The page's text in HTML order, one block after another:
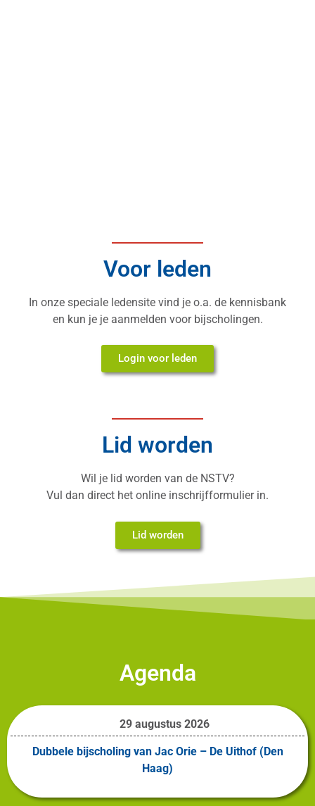
Voor leden
In onze speciale ledensite vind je o.a. de kennisbank
en kun je je aanmelden voor bijscholingen.
Login voor leden
Lid worden
Wil je lid worden van de NSTV?
Vul dan direct het online inschrijfformulier in.
Lid worden
Agenda
29 augustus 2026
Dubbele bijscholing van Jac Orie – De Uithof (Den
Haag)